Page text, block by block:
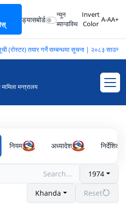
ड्यासबोर्ड
न्यून
ब्यान्डविथ
Invert
Color
A-AA+
(रोस्टर) तयार गर्ने सम्बन्धमा सूचना | २०८३ साउन
मन्त्रालय
नियम अध्यादेश निर्देशिका
1974
Khanda Reset